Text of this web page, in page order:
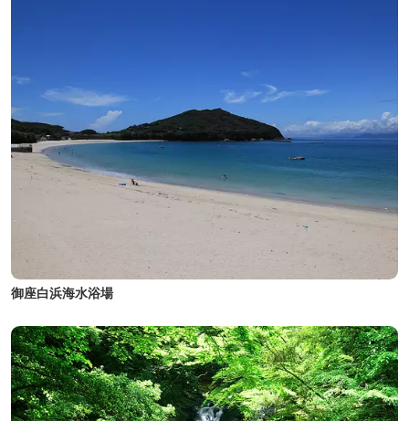
御座白浜海水浴場